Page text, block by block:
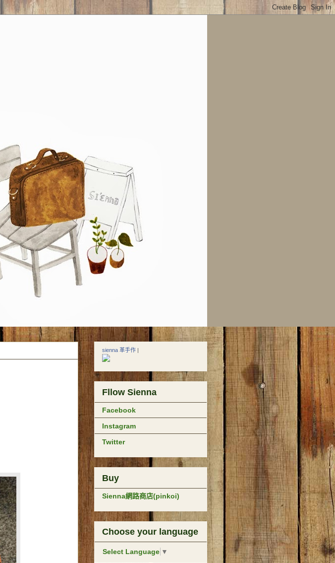
sienna 革手作 |
Fllow Sienna
Facebook
Instagram
Twitter
Buy
Sienna網路商店(pinkoi)
Choose your language
Select Language ▼